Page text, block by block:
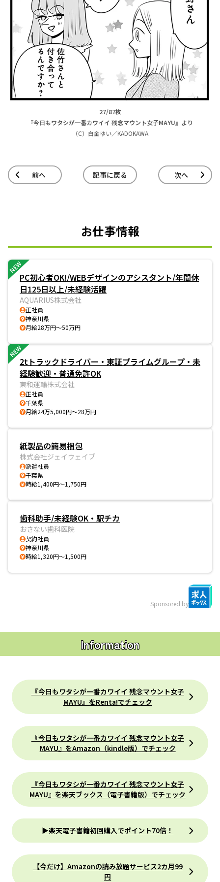
27/87枚
『今日もワタシが一番カワイイ 残念マウント女子MAYU』より
（C）白金ゆい／KADOKAWA
前へ 記事に戻る 次へ
お仕事情報
NEW
PC初心者OK!/WEBデザインのアシスタント/年間休
日125日以上/未経験活躍
AQUARIUS株式会社
正社員
神奈川県
月給28万円～50万円
NEW
2tトラックドライバー・東証プライムグループ・未
経験歓迎・普通免許OK
東和運輸株式会社
正社員
千葉県
月給24万5,000円～28万円
紙製品の簡易梱包
株式会社ジェイウェイブ
派遣社員
千葉県
時給1,400円～1,750円
歯科助手/未経験OK・駅チカ
おさない歯科医院
契約社員
神奈川県
時給1,320円～1,500円
Sponsored by
Information
『今日もワタシが一番カワイイ 残念マウント女子
MAYU』をRenta!でチェック
『今日もワタシが一番カワイイ 残念マウント女子
MAYU』をAmazon（kindle版）でチェック
『今日もワタシが一番カワイイ 残念マウント女子
MAYU』を楽天ブックス（電子書籍版）でチェック
▶楽天電子書籍初回購入でポイント70倍！
【今だけ】Amazonの読み放題サービス2カ月99
円